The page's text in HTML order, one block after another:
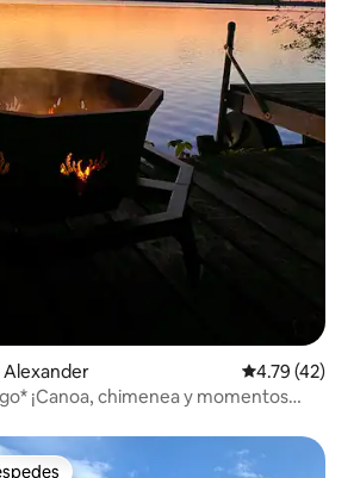
Alexander Calificación
4.79 (42)
¡Canoa, chimenea y momentos